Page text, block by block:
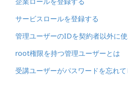
サービスロールを登録する
管理ユーザーのIDを契約者以外に
root権限を持つ管理ユーザーとは
受講ユーザーがパスワードを忘れ